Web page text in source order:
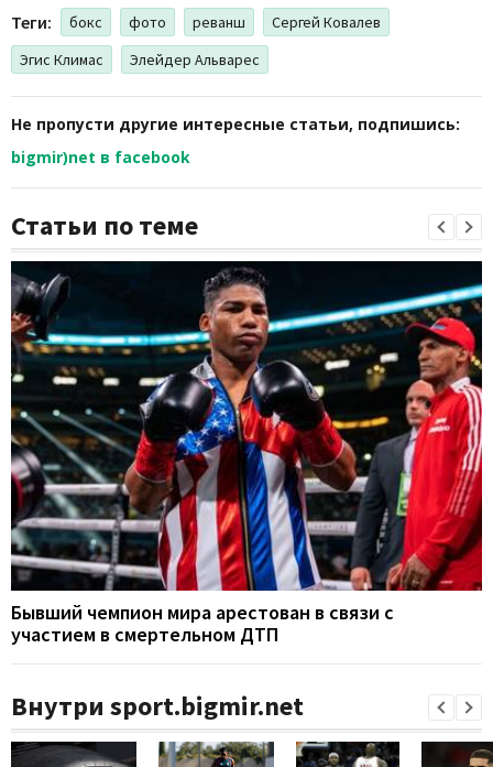
Теги: бокс фото реванш
Сергей Ковалев
Эгис Климас
Элейдер Альварес
Не пропусти другие интересные статьи, подпишись:
bigmir)net в facebook
Статьи по теме
Бывший чемпион мира арестован в связи с
участием в смертельном ДТП
Внутри sport.bigmir.net